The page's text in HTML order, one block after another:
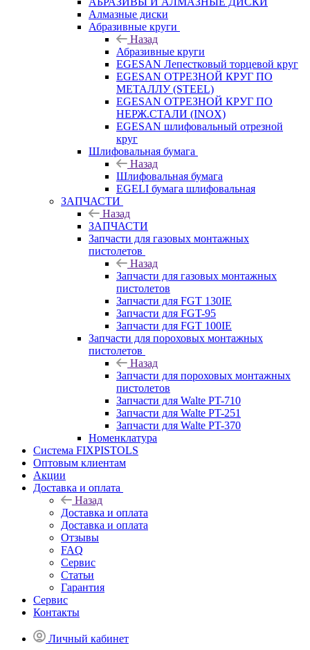
Алмазные диски
Абразивные круги
Назад
Абразивные круги
EGESAN Лепестковый торцевой круг
EGESAN ОТРЕЗНОЙ КРУГ ПО
МЕТАЛЛУ (STEEL)
EGESAN ОТРЕЗНОЙ КРУГ ПО
НЕРЖ.СТАЛИ (INOX)
EGESAN шлифовальный отрезной
круг
Шлифовальная бумага
Назад
Шлифовальная бумага
EGELI бумага шлифовальная
ЗАПЧАСТИ
Назад
ЗАПЧАСТИ
Запчасти для газовых монтажных
пистолетов
Назад
Запчасти для газовых монтажных
пистолетов
Запчасти для FGT 130IE
Запчасти для FGT-95
Запчасти для FGT 100IE
Запчасти для пороховых монтажных
пистолетов
Назад
Запчасти для пороховых монтажных
пистолетов
Запчасти для Walte PT-710
Запчасти для Walte PT-251
Запчасти для Walte PT-370
Номенклатура
Система FIXPISTOLS
Оптовым клиентам
Акции
Доставка и оплата
Назад
Доставка и оплата
Доставка и оплата
Отзывы
FAQ
Сервис
Статьи
Гарантия
Сервис
Контакты
Личный кабинет